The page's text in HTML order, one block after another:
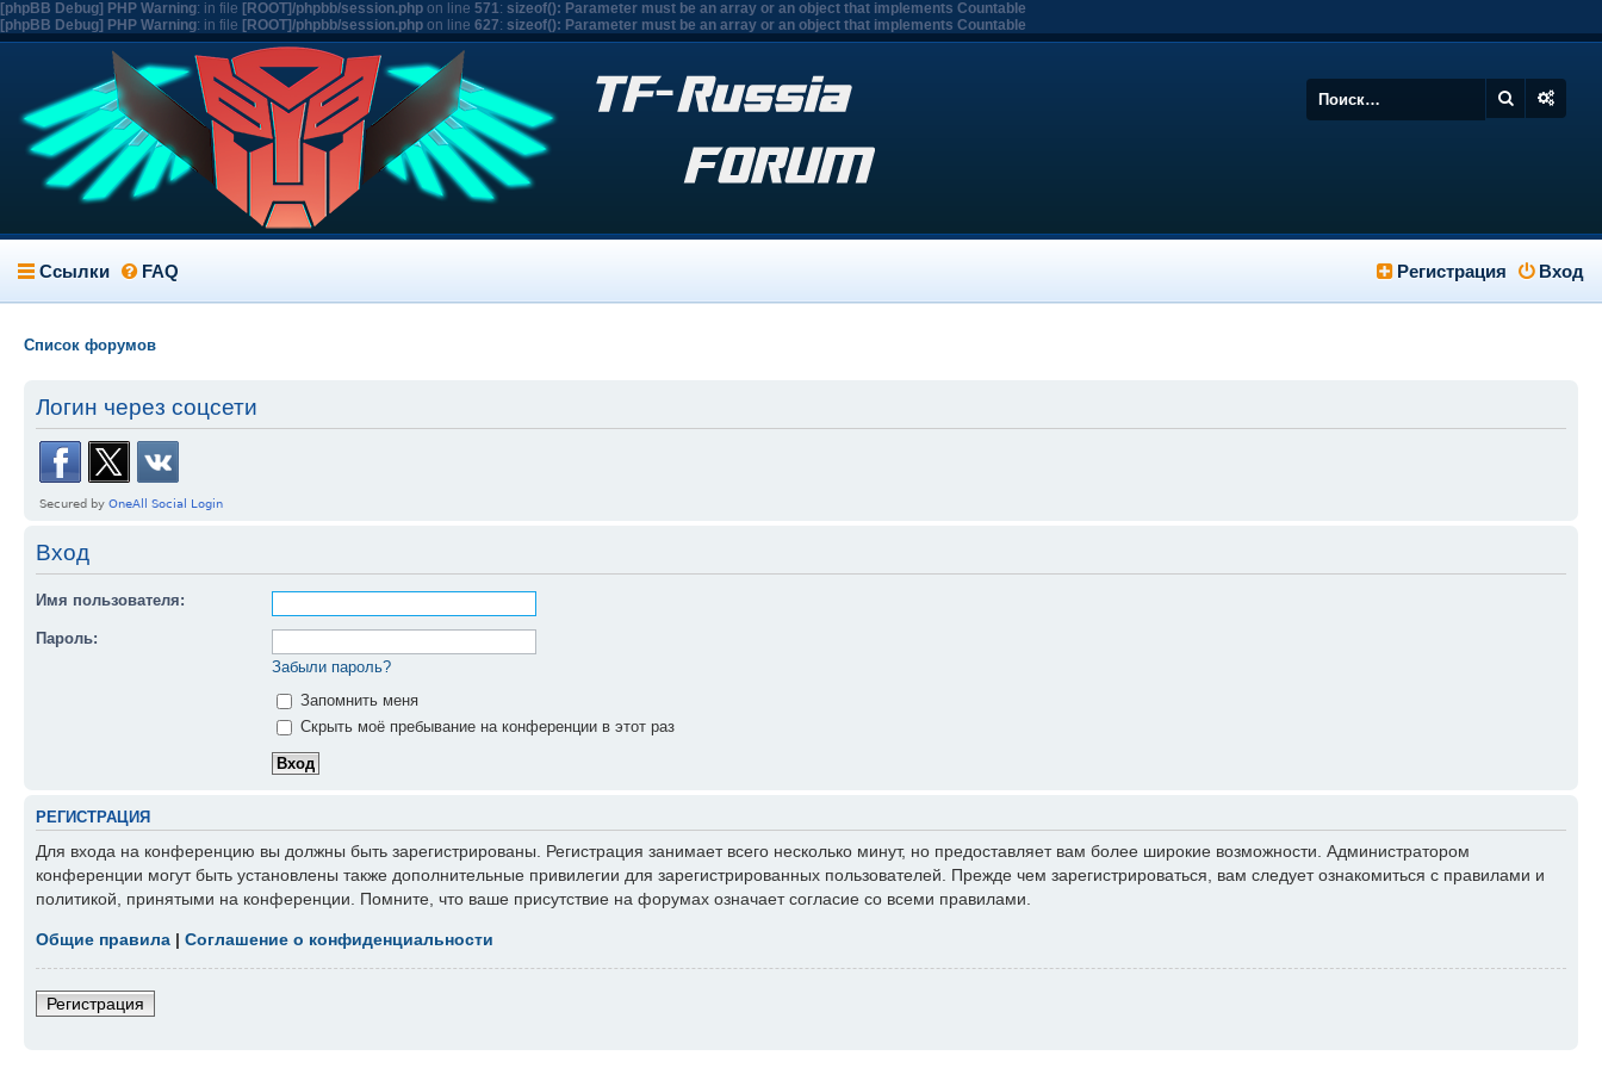
[phpBB Debug] PHP Warning: in file [ROOT]/phpbb/session.php on line 571: sizeof(): Parameter must be an array or an object that implements Countable
[phpBB Debug] PHP Warning: in file [ROOT]/phpbb/session.php on line 627: sizeof(): Parameter must be an array or an object that implements Countable
Ссылки FAQ Вход
Регистрация
Список форумов
Логин через соцсети
Вход
Имя пользователя:
Пароль:
Забыли пароль?
Запомнить меня
Скрыть моё пребывание на конференции в этот раз
РЕГИСТРАЦИЯ
Для входа на конференцию вы должны быть зарегистрированы. Регистрация занимает всего несколько минут, но предоставляет вам более широкие возможности. Администратором
конференции могут быть установлены также дополнительные привилегии для зарегистрированных пользователей. Прежде чем зарегистрироваться, вам следует ознакомиться с правилами и
политикой, принятыми на конференции. Помните, что ваше присутствие на форумах означает согласие со всеми правилами.
Общие правила | Соглашение о конфиденциальности
Регистрация